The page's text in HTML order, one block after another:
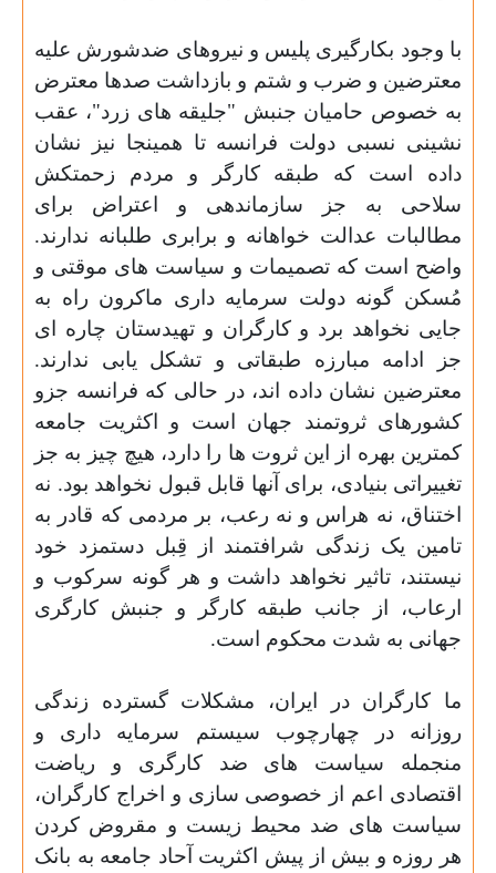
با وجود بکارگیری پلیس و نیروهای ضدشورش علیه
معترضین و ضرب و شتم و بازداشت صدها معترض
به خصوص حامیان جنبش "جلیقه های زرد"، عقب
نشینی نسبی دولت فرانسه تا همینجا نیز نشان
داده است که طبقه کارگر و مردم زحمتکش
سلاحی به جز سازماندهی و اعتراض برای
مطالبات عدالت خواهانه و برابری طلبانه ندارند.
واضح است که تصمیمات و سیاست های موقتی و
مُسکن گونه دولت سرمایه داری ماکرون راه به
جایی نخواهد برد و کارگران و تهیدستان چاره ای
جز ادامه مبارزه طبقاتی و تشکل یابی ندارند.
معترضین نشان داده اند، در حالی که فرانسه جزو
کشورهای ثروتمند جهان است و اکثریت جامعه
کمترین بهره از این ثروت ها را دارد، هیچ چیز به جز
تغییراتی بنیادی، برای آنها قابل قبول نخواهد بود. نه
اختناق، نه هراس و نه رعب، بر مردمی که قادر به
تامین یک زندگی شرافتمند از قِبل دستمزد خود
نیستند، تاثیر نخواهد داشت و هر گونه سرکوب و
ارعاب، از جانب طبقه کارگر و جنبش کارگری
جهانی به شدت محکوم است.
ما کارگران در ایران، مشکلات گسترده زندگی
روزانه در چهارچوب سیستم سرمایه داری و
منجمله سیاست های ضد کارگری و ریاضت
اقتصادی اعم از خصوصی سازی و اخراج کارگران،
سیاست های ضد محیط زیست و مقروض کردن
هر روزه و بیش از پیش اکثریت آحاد جامعه به بانک